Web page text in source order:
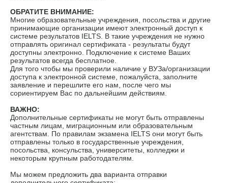
ОБРАТИТЕ ВНИМАНИЕ:
Многие образовательные учреждения, посольства и другие
принимающие организации имеют электронный доступ к
системе результатов IELTS. В такие учреждения не нужно
отправлять оригинал сертификата - результаты будут
доступны электронно. Подключение к системе Ваших
результатов всегда бесплатное.
Для того чтобы мы проверили наличие у ВУЗа/организации
доступа к электронной системе, пожалуйста, заполните
заявление и перешлите его нам, после чего мы
сориентируем Вас по дальнейшим действиям.
ВАЖНО:
Дополнительные сертификаты не могут быть отправлены
частным лицам, миграционным или образовательным
агентствам. По правилам экзамена IELTS они могут быть
отправлены только в государственные учреждения,
посольства, консульства, университеты, колледжи и
некоторым крупным работодателям.
Мы можем предложить два варианта отправки